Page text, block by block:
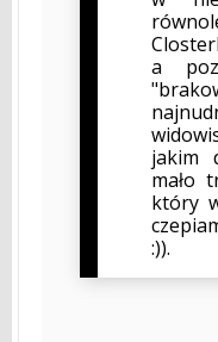
a
jakim
mało
który
:)).